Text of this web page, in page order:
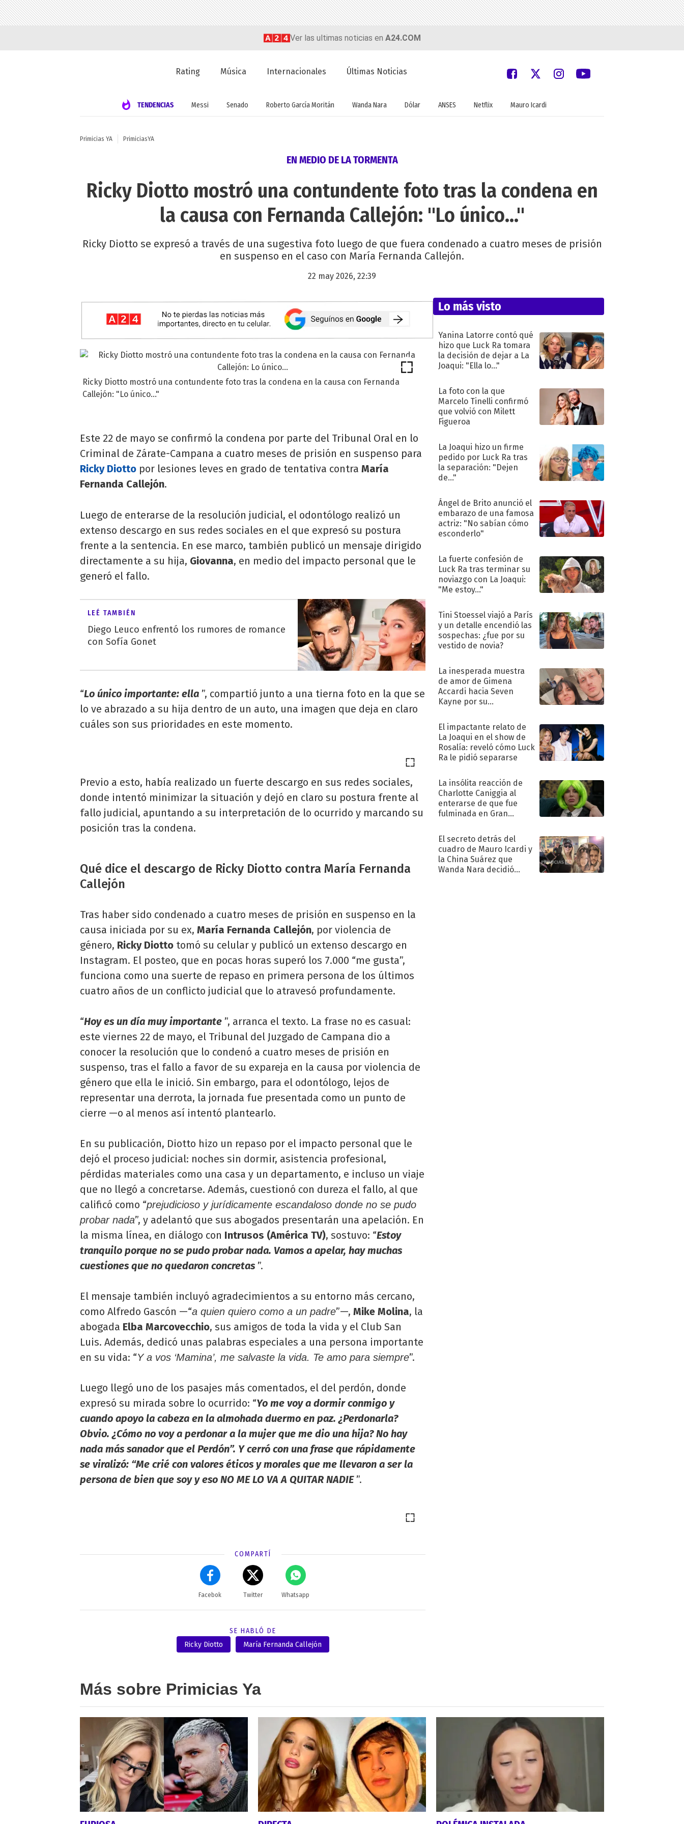
Ver las ultimas noticias en A24.COM
Rating Música Internacionales Últimas Noticias
TENDENCIAS Messi Senado Roberto García Moritán Wanda Nara Dólar ANSES Netflix Mauro Icardi
Primicias YA PrimiciasYA
EN MEDIO DE LA TORMENTA
Ricky Diotto mostró una contundente foto tras la condena en
la causa con Fernanda Callejón: "Lo único..."
Ricky Diotto se expresó a través de una sugestiva foto luego de que fuera condenado a cuatro meses de prisión
en suspenso en el caso con María Fernanda Callejón.
22 may 2026, 22:39
Ricky Diotto mostró una contundente foto tras la condena en la causa con Fernanda
Callejón: "Lo único..."
Este 22 de mayo se confirmó la condena por parte del Tribunal Oral en lo
Criminal de Zárate-Campana a cuatro meses de prisión en suspenso para
Ricky Diotto por lesiones leves en grado de tentativa contra María
Fernanda Callejón.
Luego de enterarse de la resolución judicial, el odontólogo realizó un
extenso descargo en sus redes sociales en el que expresó su postura
frente a la sentencia. En ese marco, también publicó un mensaje dirigido
directamente a su hija, Giovanna, en medio del impacto personal que le
generó el fallo.
LEÉ TAMBIÉN
Diego Leuco enfrentó los rumores de romance
con Sofía Gonet
“Lo único importante: ella ”, compartió junto a una tierna foto en la que se
lo ve abrazado a su hija dentro de un auto, una imagen que deja en claro
cuáles son sus prioridades en este momento.
Previo a esto, había realizado un fuerte descargo en sus redes sociales,
donde intentó minimizar la situación y dejó en claro su postura frente al
fallo judicial, apuntando a su interpretación de lo ocurrido y marcando su
posición tras la condena.
Qué dice el descargo de Ricky Diotto contra María Fernanda
Callejón
Tras haber sido condenado a cuatro meses de prisión en suspenso en la
causa iniciada por su ex, María Fernanda Callejón, por violencia de
género, Ricky Diotto tomó su celular y publicó un extenso descargo en
Instagram. El posteo, que en pocas horas superó los 7.000 “me gusta”,
funciona como una suerte de repaso en primera persona de los últimos
cuatro años de un conflicto judicial que lo atravesó profundamente.
“Hoy es un día muy importante ”, arranca el texto. La frase no es casual:
este viernes 22 de mayo, el Tribunal del Juzgado de Campana dio a
conocer la resolución que lo condenó a cuatro meses de prisión en
suspenso, tras el fallo a favor de su expareja en la causa por violencia de
género que ella le inició. Sin embargo, para el odontólogo, lejos de
representar una derrota, la jornada fue presentada como un punto de
cierre —o al menos así intentó plantearlo.
En su publicación, Diotto hizo un repaso por el impacto personal que le
dejó el proceso judicial: noches sin dormir, asistencia profesional,
pérdidas materiales como una casa y un departamento, e incluso un viaje
que no llegó a concretarse. Además, cuestionó con dureza el fallo, al que
calificó como “prejudicioso y jurídicamente escandaloso donde no se pudo
probar nada”, y adelantó que sus abogados presentarán una apelación. En
la misma línea, en diálogo con Intrusos (América TV), sostuvo: “Estoy
tranquilo porque no se pudo probar nada. Vamos a apelar, hay muchas
cuestiones que no quedaron concretas ”.
El mensaje también incluyó agradecimientos a su entorno más cercano,
como Alfredo Gascón —“a quien quiero como a un padre”—, Mike Molina, la
abogada Elba Marcovecchio, sus amigos de toda la vida y el Club San
Luis. Además, dedicó unas palabras especiales a una persona importante
en su vida: “Y a vos ‘Mamina’, me salvaste la vida. Te amo para siempre”.
Luego llegó uno de los pasajes más comentados, el del perdón, donde
expresó su mirada sobre lo ocurrido: “Yo me voy a dormir conmigo y
cuando apoyo la cabeza en la almohada duermo en paz. ¿Perdonarla?
Obvio. ¿Cómo no voy a perdonar a la mujer que me dio una hija? No hay
nada más sanador que el Perdón”. Y cerró con una frase que rápidamente
se viralizó: “Me crié con valores éticos y morales que me llevaron a ser la
persona de bien que soy y eso NO ME LO VA A QUITAR NADIE”.
COMPARTÍ
Facebok Twitter Whatsapp
SE HABLÓ DE
Ricky Diotto
María Fernanda Callejón
Lo más visto
Yanina Latorre contó qué
hizo que Luck Ra tomara
la decisión de dejar a La
Joaqui: "Ella lo..."
La foto con la que
Marcelo Tinelli confirmó
que volvió con Milett
Figueroa
La Joaqui hizo un firme
pedido por Luck Ra tras
la separación: "Dejen
de..."
Ángel de Brito anunció el
embarazo de una famosa
actriz: "No sabían cómo
esconderlo"
La fuerte confesión de
Luck Ra tras terminar su
noviazgo con La Joaqui:
"Me estoy..."
Tini Stoessel viajó a París
y un detalle encendió las
sospechas: ¿fue por su
vestido de novia?
La inesperada muestra
de amor de Gimena
Accardi hacia Seven
Kayne por su
El impactante relato de
La Joaqui en el show de
Rosalía: reveló cómo Luck
Ra le pidió separarse
La insólita reacción de
Charlotte Caniggia al
enterarse de que fue
fulminada en Gran
El secreto detrás del
cuadro de Mauro Icardi y
la China Suárez que
Wanda Nara decidió
Más sobre Primicias Ya